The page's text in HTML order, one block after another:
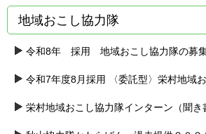
地域おこし協力隊
令和8年 採用 地域おこし協力隊の募